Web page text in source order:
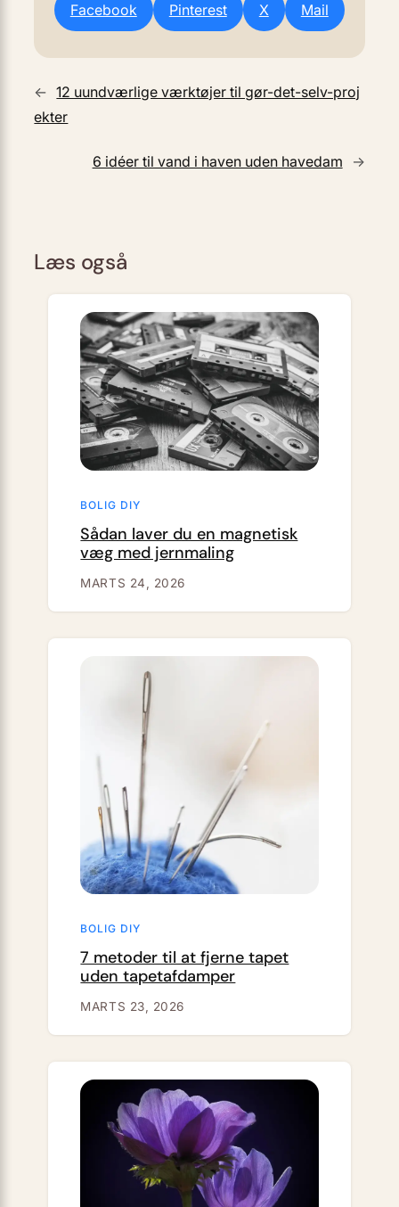
Facebook Pinterest X Mail
← 12 uundværlige værktøjer til gør-det-selv-proj
ekter
6 idéer til vand i haven uden havedam →
Læs også
BOLIG DIY
Sådan laver du en magnetisk
væg med jernmaling
MARTS 24, 2026
BOLIG DIY
7 metoder til at fjerne tapet
uden tapetafdamper
MARTS 23, 2026